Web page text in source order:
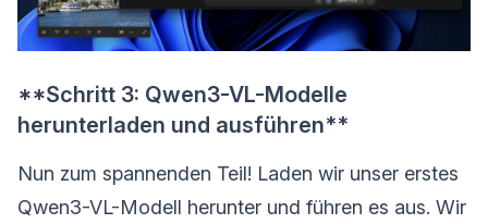
**Schritt 3: Qwen3-VL-Modelle
herunterladen und ausführen**
Nun zum spannenden Teil! Laden wir unser erstes
Qwen3-VL-Modell herunter und führen es aus. Wir